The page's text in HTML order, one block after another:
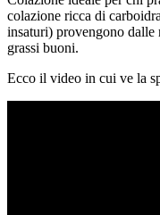
colazione ricca di
insaturi) provengono dalle
grassi buoni.
Ecco il video in cui ve la